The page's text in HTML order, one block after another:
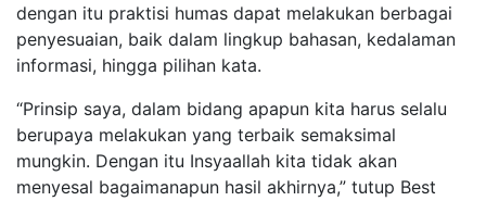
dengan itu praktisi humas dapat melakukan berbagai
penyesuaian, baik dalam lingkup bahasan, kedalaman
informasi, hingga pilihan kata.
“Prinsip saya, dalam bidang apapun kita harus selalu
berupaya melakukan yang terbaik semaksimal
mungkin. Dengan itu Insyaallah kita tidak akan
menyesal bagaimanapun hasil akhirnya,” tutup Best